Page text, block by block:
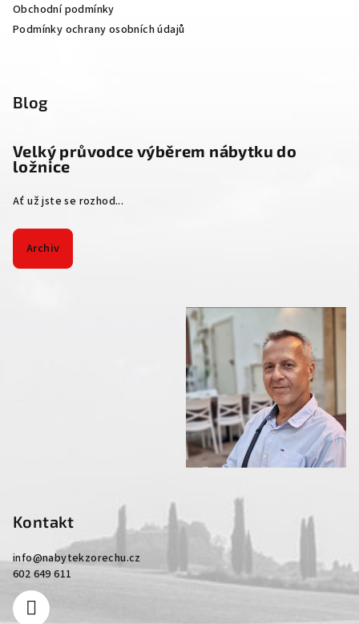
Obchodní podmínky
Podmínky ochrany osobních údajů
Blog
Velký průvodce výběrem nábytku do
ložnice
Ať už jste se rozhod...
Archiv
Kontakt
info@nabytekzorechu.cz
602 649 611